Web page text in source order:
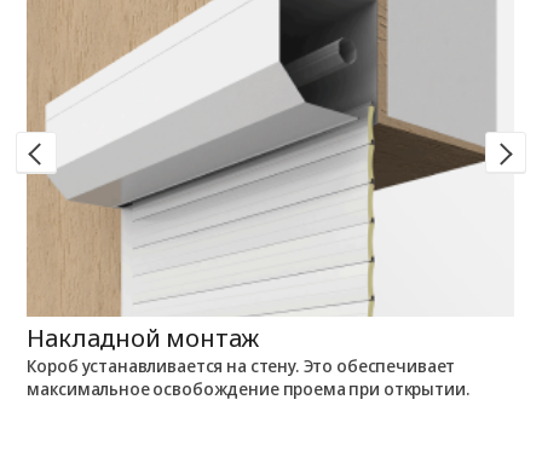
Накладной монтаж
Короб устанавливается на стену. Это обеспечивает
максимальное освобождение проема при открытии.